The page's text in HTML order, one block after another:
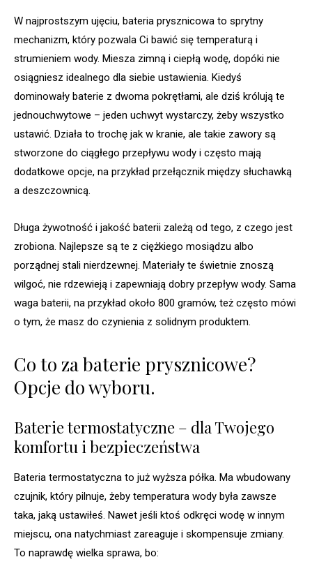
W najprostszym ujęciu, bateria prysznicowa to sprytny
mechanizm, który pozwala Ci bawić się temperaturą i
strumieniem wody. Miesza zimną i ciepłą wodę, dopóki nie
osiągniesz idealnego dla siebie ustawienia. Kiedyś
dominowały baterie z dwoma pokrętłami, ale dziś królują te
jednouchwytowe – jeden uchwyt wystarczy, żeby wszystko
ustawić. Działa to trochę jak w kranie, ale takie zawory są
stworzone do ciągłego przepływu wody i często mają
dodatkowe opcje, na przykład przełącznik między słuchawką
a deszczownicą.
Długa żywotność i jakość baterii zależą od tego, z czego jest
zrobiona. Najlepsze są te z ciężkiego mosiądzu albo
porządnej stali nierdzewnej. Materiały te świetnie znoszą
wilgoć, nie rdzewieją i zapewniają dobry przepływ wody. Sama
waga baterii, na przykład około 800 gramów, też często mówi
o tym, że masz do czynienia z solidnym produktem.
Co to za baterie prysznicowe?
Opcje do wyboru.
Baterie termostatyczne – dla Twojego
komfortu i bezpieczeństwa
Bateria termostatyczna to już wyższa półka. Ma wbudowany
czujnik, który pilnuje, żeby temperatura wody była zawsze
taka, jaką ustawiłeś. Nawet jeśli ktoś odkręci wodę w innym
miejscu, ona natychmiast zareaguje i skompensuje zmiany.
To naprawdę wielka sprawa, bo: